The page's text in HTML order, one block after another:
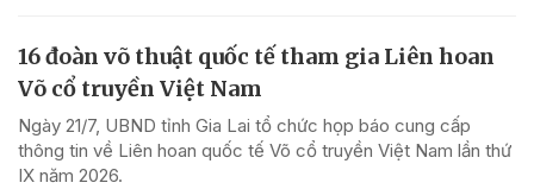
16 đoàn võ thuật quốc tế tham gia Liên hoan
Võ cổ truyền Việt Nam
Ngày 21/7, UBND tỉnh Gia Lai tổ chức họp báo cung cấp
thông tin về Liên hoan quốc tế Võ cổ truyền Việt Nam lần thứ
IX năm 2026.